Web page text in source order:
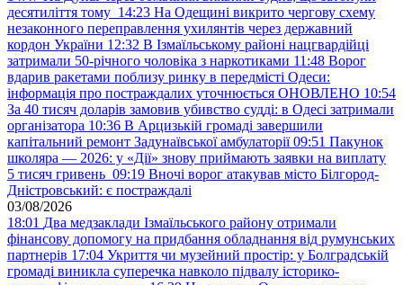
десятиліття тому 14:23 На Одещині викрито чергову схему
незаконного переправлення ухилянтів через державний
кордон України 12:32 В Ізмаїльському районі нацгвардійці
затримали 50-річного чоловіка з наркотиками 11:48 Ворог
вдарив ракетами поблизу ринку в передмісті Одеси:
інформація про постраждалих уточнюється ОНОВЛЕНО 10:54
За 40 тисяч доларів замовив убивство судді: в Одесі затримали
організатора 10:36 В Арцизькій громаді завершили
капітальний ремонт Задунаївської амбулаторії 09:51 Пакунок
школяра — 2026: у «Дії» знову приймають заявки на виплату
5 тисяч гривень 09:19 Вночі ворог атакував місто Білгород-
Дністровський: є постраждалі
03/08/2026
18:01 Два медзаклади Ізмаїльського району отримали
фінансову допомогу на придбання обладнання від румунських
партнерів 17:04 Укриття чи музейний простір: у Болградській
громаді виникла суперечка навколо підвалу історико-